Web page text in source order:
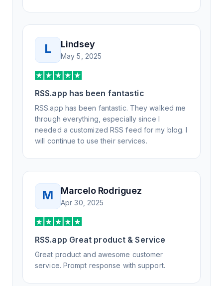
L Lindsey
May 5, 2025
RSS.app has been fantastic
RSS.app has been fantastic. They walked me
through everything, especially since I
needed a customized RSS feed for my blog. I
will continue to use their services.
M Marcelo Rodriguez
Apr 30, 2025
RSS.app Great product & Service
Great product and awesome customer
service. Prompt response with support.